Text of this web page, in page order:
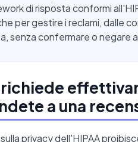
di risposta conformi
per gestire i reclami, dalle
senza confermare o negare
a una
privacy dell'HIPAA